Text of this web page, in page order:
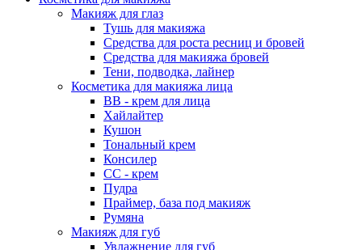
Макияж для глаз
Тушь для макияжа
Средства для роста ресниц и бровей
Средства для макияжа бровей
Тени, подводка, лайнер
Косметика для макияжа лица
ВВ - крем для лица
Хайлайтер
Кушон
Тональный крем
Консилер
СС - крем
Пудра
Праймер, база под макияж
Румяна
Макияж для губ
Увлажнение для губ